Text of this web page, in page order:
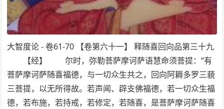
大智度论 - 卷61-70 【卷第六十一】 释随喜回向品第三十九
【经】 尔时，弥勒菩萨摩诃萨语慧命须菩提：“有
菩萨摩诃萨随喜福德，与一切众生共之，回向阿耨多罗三藐
三菩提，以无所得故。若声闻、辟支佛福德，若一切众生福
德，若布施，若持戒，若修定，若随喜，是菩萨摩诃萨随喜